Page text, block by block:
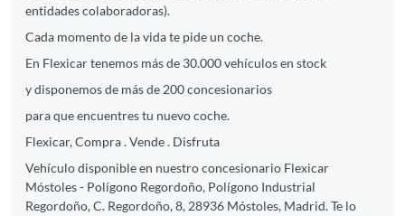
entidades colaboradoras).
Cada momento de la vida te pide un coche.
En Flexicar tenemos más de 30.000 vehículos en stock
y disponemos de más de 200 concesionarios
para que encuentres tu nuevo coche.
Flexicar, Compra . Vende . Disfruta
Vehículo disponible en nuestro concesionario Flexicar
Móstoles - Polígono Regordoño, Polígono Industrial
Regordoño, C. Regordoño, 8, 28936 Móstoles, Madrid. Te lo